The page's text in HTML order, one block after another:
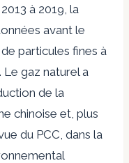
à 2019, la
avant le
particules fines à
Le gaz naturel a
de la
chinoise et, plus
du PCC, dans la